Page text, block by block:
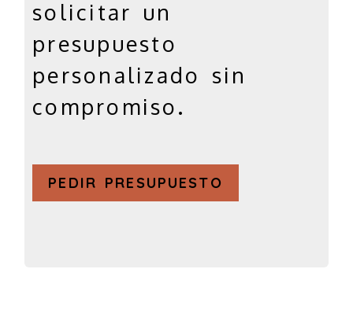
solicitar un
presupuesto
personalizado sin
compromiso.
PEDIR PRESUPUESTO